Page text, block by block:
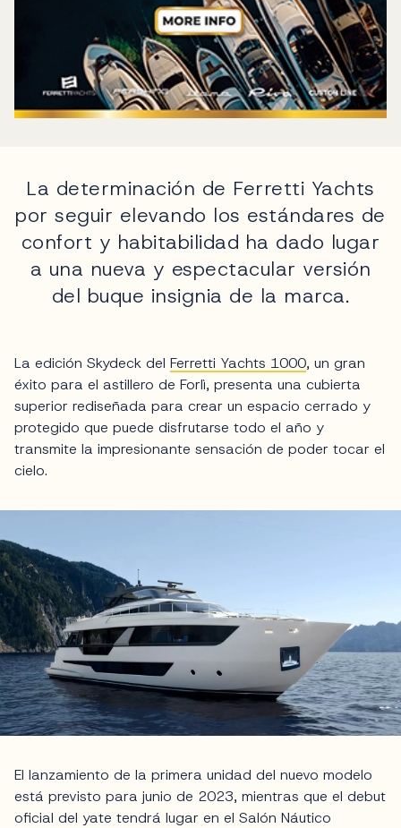
La determinación de Ferretti Yachts
por seguir elevando los estándares de
confort y habitabilidad ha dado lugar
a una nueva y espectacular versión
del buque insignia de la marca.
La edición Skydeck del Ferretti Yachts 1000, un gran
éxito para el astillero de Forlì, presenta una cubierta
superior rediseñada para crear un espacio cerrado y
protegido que puede disfrutarse todo el año y
transmite la impresionante sensación de poder tocar el
cielo.
El lanzamiento de la primera unidad del nuevo modelo
está previsto para junio de 2023, mientras que el debut
oficial del yate tendrá lugar en el Salón Náutico